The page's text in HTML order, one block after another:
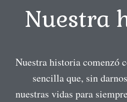
Nuestra
Nuestra historia comenzó
sencilla que, sin
nuestras vidas para